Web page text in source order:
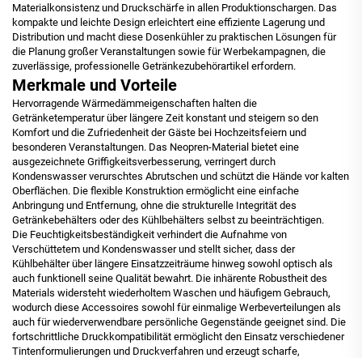
Materialkonsistenz und Druckschärfe in allen Produktionschargen. Das
kompakte und leichte Design erleichtert eine effiziente Lagerung und
Distribution und macht diese Dosenkühler zu praktischen Lösungen für
die Planung großer Veranstaltungen sowie für Werbekampagnen, die
zuverlässige, professionelle Getränkezubehörartikel erfordern.
Merkmale und Vorteile
Hervorragende Wärmedämmeigenschaften halten die
Getränketemperatur über längere Zeit konstant und steigern so den
Komfort und die Zufriedenheit der Gäste bei Hochzeitsfeiern und
besonderen Veranstaltungen. Das Neopren-Material bietet eine
ausgezeichnete Griffigkeitsverbesserung, verringert durch
Kondenswasser verurschtes Abrutschen und schützt die Hände vor kalten
Oberflächen. Die flexible Konstruktion ermöglicht eine einfache
Anbringung und Entfernung, ohne die strukturelle Integrität des
Getränkebehälters oder des Kühlbehälters selbst zu beeinträchtigen.
Die Feuchtigkeitsbeständigkeit verhindert die Aufnahme von
Verschüttetem und Kondenswasser und stellt sicher, dass der
Kühlbehälter über längere Einsatzzeiträume hinweg sowohl optisch als
auch funktionell seine Qualität bewahrt. Die inhärente Robustheit des
Materials widersteht wiederholtem Waschen und häufigem Gebrauch,
wodurch diese Accessoires sowohl für einmalige Werbeverteilungen als
auch für wiederverwendbare persönliche Gegenstände geeignet sind. Die
fortschrittliche Druckkompatibilität ermöglicht den Einsatz verschiedener
Tintenformulierungen und Druckverfahren und erzeugt scharfe,